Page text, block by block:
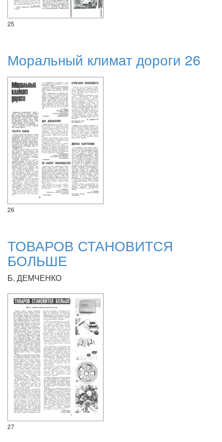
25
Моральный климат дороги 26
26
ТОВАРОВ СТАНОВИТСЯ
БОЛЬШЕ
Б. ДЕМЧЕНКО
27